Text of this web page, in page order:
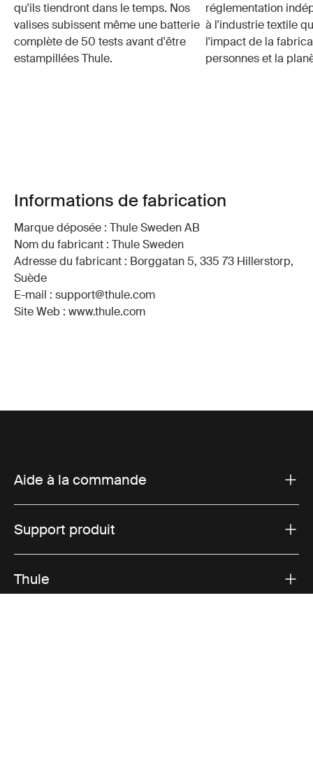
qu'ils tiendront dans le temps. Nos
valises subissent même une batterie
complète de 50 tests avant d'être
estampillées Thule.
réglementation
à l'industrie textile
l'impact de la
personnes et la
Informations de fabrication
Marque déposée : Thule Sweden AB
Nom du fabricant : Thule Sweden
Adresse du fabricant : Borggatan 5, 335 73 Hillerstorp,
Suède
E-mail : support@thule.com
Site Web : www.thule.com
Aide à la commande
Support produit
Thule